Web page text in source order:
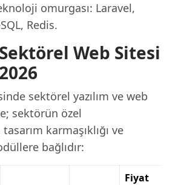
omurgası: Laravel,
Redis.
Web Sitesi
sektörel yazılım ve web
sektörün özel
karmaşıklığı ve
bağlıdır:
Fiyat